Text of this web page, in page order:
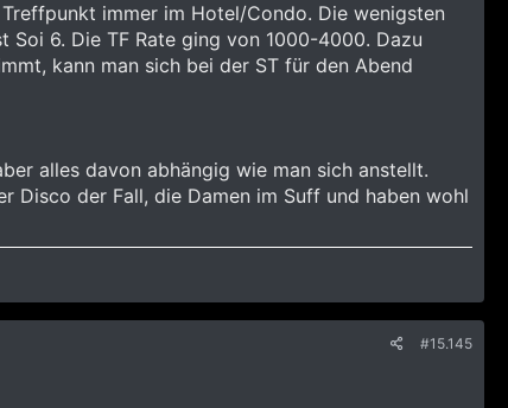
immer im Hotel/Condo. Die wenigsten
6. Die TF Rate ging von 1000-4000. Dazu
kann man sich bei der ST für den Abend
alles davon abhängig wie man sich anstellt.
Disco der Fall, die Damen im Suff und haben wohl
#15.145